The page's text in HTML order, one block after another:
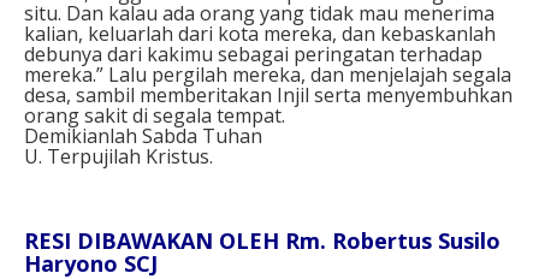
situ. Dan kalau ada orang yang tidak mau menerima
kalian, keluarlah dari kota mereka, dan kebaskanlah
debunya dari kakimu sebagai peringatan terhadap
mereka.” Lalu pergilah mereka, dan menjelajah segala
desa, sambil memberitakan Injil serta menyembuhkan
orang sakit di segala tempat.
Demikianlah Sabda Tuhan
U. Terpujilah Kristus.
RESI DIBAWAKAN OLEH Rm. Robertus Susilo
Haryono SCJ